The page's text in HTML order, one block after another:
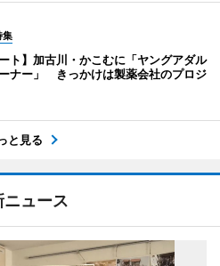
集
ート】加古川・かこむに「ヤングアダル
ナー」 きっかけは製薬会社のプロジ
と見る
ニュース